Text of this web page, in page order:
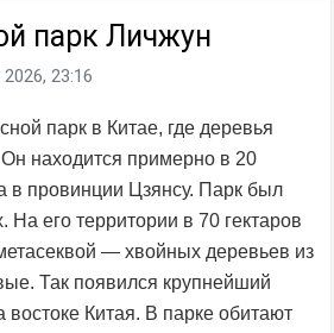
парк Личжун
23:16
парк в Китае, где деревья
находится примерно в 20
в провинции Цзянсу. Парк был
На его территории в 70 гектаров
— хвойных деревьев из
Так появился крупнейший
востоке Китая. В парке обитают